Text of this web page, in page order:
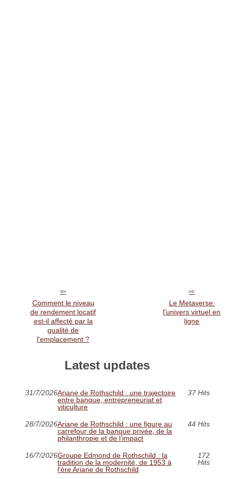
Comment le niveau
de rendement locatif
est-il affecté par la
qualité de
l'emplacement ?
Le Metaverse:
l'univers virtuel en
ligne
Latest updates
31/7/2026Ariane de Rothschild : une trajectoire
entre banque, entrepreneuriat et
viticulture
37 Hits
28/7/2026Ariane de Rothschild : une figure au
carrefour de la banque privée, de la
philanthropie et de l’impact
44 Hits
16/7/2026Groupe Edmond de Rothschild : la
tradition de la modernité, de 1953 à
l’ère Ariane de Rothschild
172
Hits